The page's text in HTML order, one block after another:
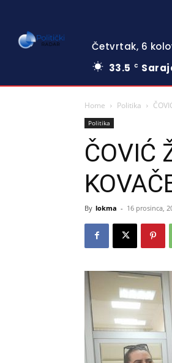
Četvrtak, 6
33.5
C
Home Politika
Politika
ČOVIĆ
By lokma - 16 prosinca,